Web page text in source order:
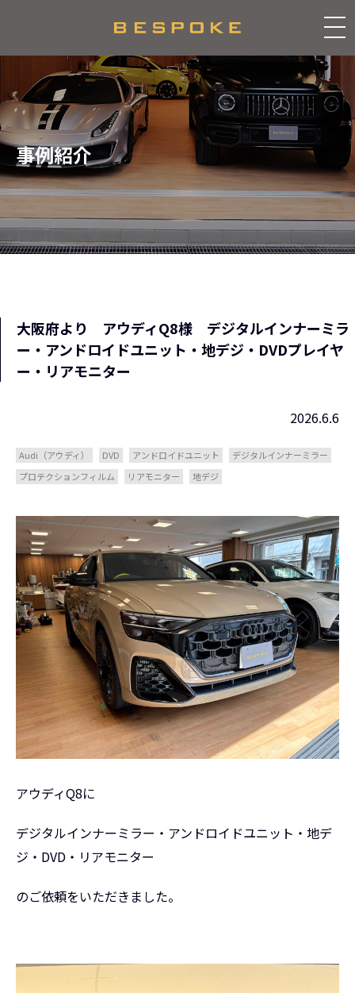
事例紹介
大阪府より アウディQ8様 デジタルインナーミラ
ー・アンドロイドユニット・地デジ・DVDプレイヤ
ー・リアモニター
2026.6.6
Audi（アウディ） DVD アンドロイドユニット
デジタルインナーミラー
プロテクションフィルム
リアモニター 地デジ
アウディQ8に
デジタルインナーミラー・アンドロイドユニット・地デ
ジ・DVD・リアモニター
のご依頼をいただきました。